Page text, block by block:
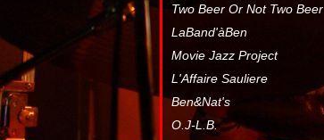
Two Beer Or Not Two Beer
LaBand'àBen
Movie Jazz Project
L'Affaire Sauliere
Ben&Nat's
O.J-L.B.